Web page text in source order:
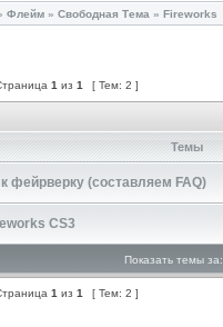
Флейм » Свободная Тема » Fireworks
1 из 1 [ Тем: 2 ]
Темы
фейрверку (составляем FAQ)
CS3
Показать темы за:
1 из 1 [ Тем: 2 ]